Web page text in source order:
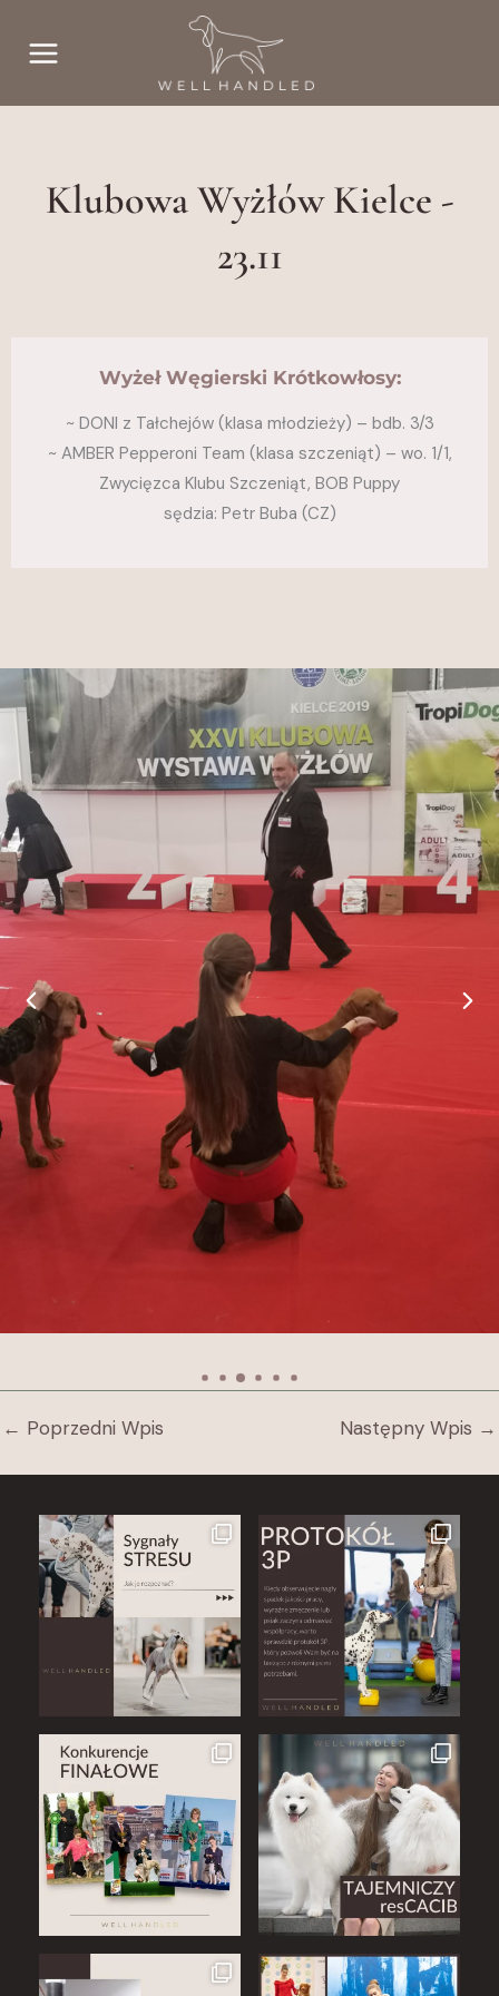
Klubowa Wyżłów Kielce -
23.11
Wyżeł Węgierski Krótkowłosy:
~ DONI z Tałchejów (klasa młodzieży) – bdb. 3/3
~ AMBER Pepperoni Team (klasa szczeniąt) – wo. 1/1,
Zwycięzca Klubu Szczeniąt, BOB Puppy
sędzia: Petr Buba (CZ)
← Poprzedni Wpis Następny Wpis →